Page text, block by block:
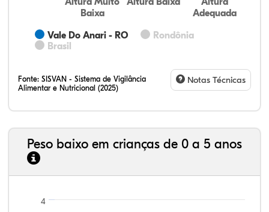
Vale Do Anari - RO
Rondônia
Brasil
Baixa
Adequada
Fonte: SISVAN - Sistema de Vigilância
Alimentar e Nutricional (2025)
Notas Técnicas
Peso baixo em crianças de 0 a 5 anos
4